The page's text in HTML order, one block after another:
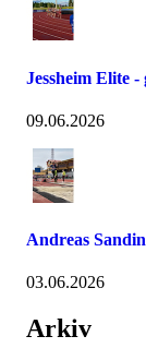
Jessheim Elite
09.06.2026
Andreas
03.06.2026
Arkiv